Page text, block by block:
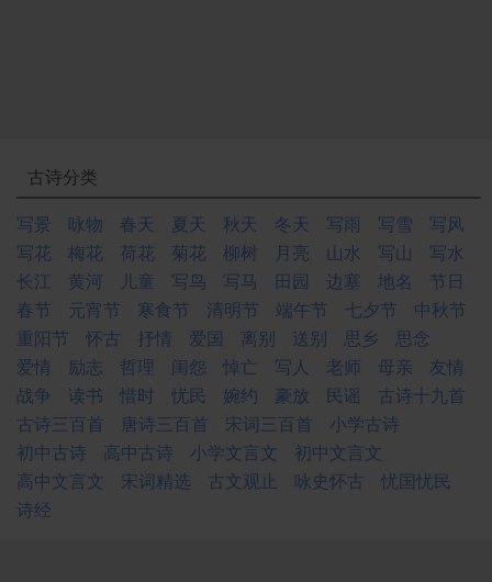
古诗分类
写景
咏物 春天 夏天 秋天 冬天 写雨 写雪
写风
写花
梅花 荷花 菊花 柳树 月亮 山水 写山
写水
长江
黄河 儿童 写鸟 写马 田园 边塞 地名
节日
春节
元宵节 寒食节 清明节 端午节 七夕节
中秋节
重阳节
怀古 抒情 爱国 离别 送别 思乡
思念
爱情
励志 哲理 闺怨 悼亡 写人 老师 母亲
友情
战争
读书 惜时 忧民 婉约 豪放 民谣
古诗十九首
古诗三百首
唐诗三百首 宋词三百首
小学古诗
初中古诗
高中古诗 小学文言文
初中文言文
高中文言文
宋词精选 古文观止 咏史怀古
忧国忧民
诗经